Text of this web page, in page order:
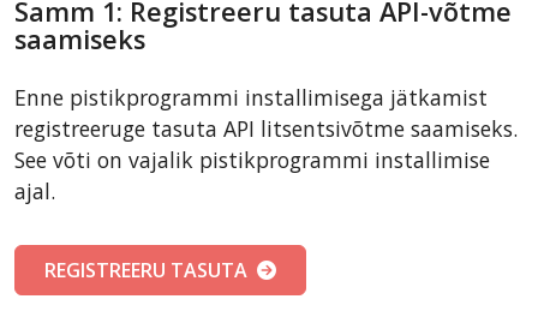
Samm 1: Registreeru tasuta API-võtme
saamiseks
Enne pistikprogrammi installimisega jätkamist
registreeruge tasuta API litsentsivõtme saamiseks.
See võti on vajalik pistikprogrammi installimise
ajal.
REGISTREERU TASUTA